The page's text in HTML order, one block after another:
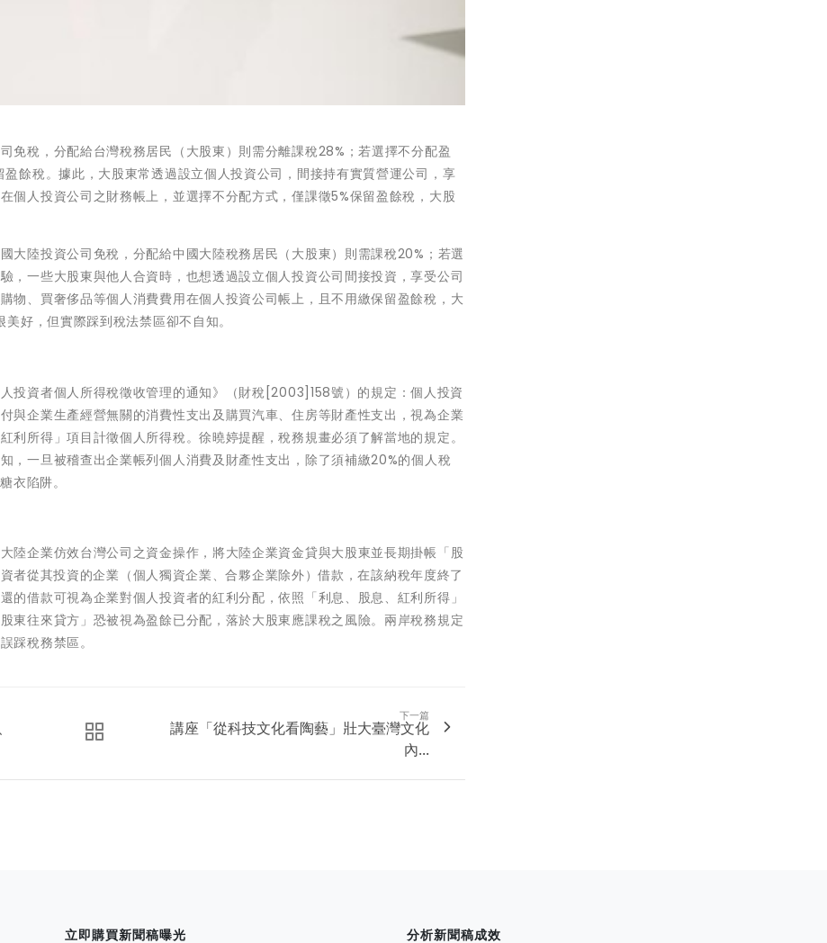
免稅，分配給台灣稅務居民（大股東）則需分離課稅28%；若選擇不分配盈
餘稅。據此，大股東常透過設立個人投資公司，間接持有實質營運公司，享
個人投資公司之財務帳上，並選擇不分配方式，僅課徵5%保留盈餘稅，大股
大陸投資公司免稅，分配給中國大陸稅務居民（大股東）則需課稅20%；若選
，一些大股東與他人合資時，也想透過設立個人投資公司間接投資，享受公司
物、買奢侈品等個人消費費用在個人投資公司帳上，且不用繳保留盈餘稅，大
好，但實際踩到稅法禁區卻不自知。
投資者個人所得稅徵收管理的通知》（財稅[2003]158號）的規定：個人投資
與企業生產經營無關的消費性支出及購買汽車、住房等財產性支出，視為企業
利所得」項目計徵個人所得稅。徐曉婷提醒，稅務規畫必須了解當地的規定。
，一旦被稽查出企業帳列個人消費及財產性支出，除了須補繳20%的個人稅
衣陷阱。
陸企業仿效台灣公司之資金操作，將大陸企業資金貸與大股東並長期掛帳「股
從其投資的企業（個人獨資企業、合夥企業除外）借款，在該納稅年度終了
的借款可視為企業對個人投資者的紅利分配，依照「利息、股息、紅利所得」
東往來貸方」恐被視為盈餘已分配，落於大股東應課稅之風險。兩岸稅務規定
踩稅務禁區。
下一篇
講座「從科技文化看陶藝」壯大臺灣文化
內...
立即購買新聞稿曝光 分析新聞稿成效